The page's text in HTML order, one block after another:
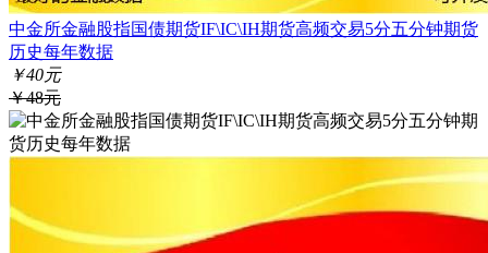
中金所金融股指国债期货IF\IC\IH期货高频交易5分五分钟期货
历史每年数据
￥40元
￥48元